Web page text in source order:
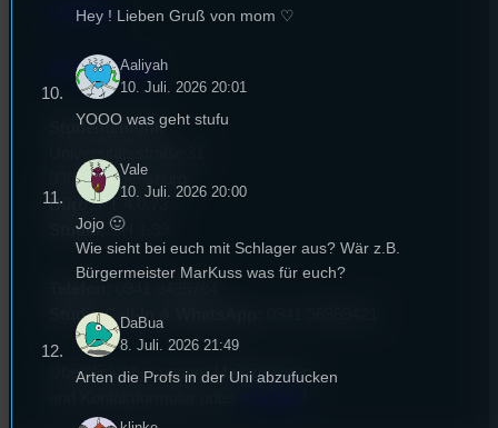
Empfang
EPK & Presse
Studentenfunk
93053 Regensburg
Büro:PT 4.0.73
Studio: SH 1.39
Studio Call-In & WhatsApp:
Überblick über unsere Mailadressen
Hey ! Lieben Gruß von mom ♡
Aaliyah
10. Juli. 2026 20:01
YOOO was geht stufu
Vale
10. Juli. 2026 20:00
Jojo 🙂
Wie sieht bei euch mit Schlager aus? Wär z.B.
Bürgermeister MarKuss was für euch?
DaBua
8. Juli. 2026 21:49
Arten die Profs in der Uni abzufucken